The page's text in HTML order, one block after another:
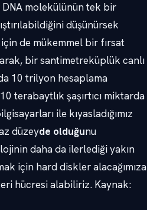
molekülünün tek bir
düşünürsek
de mükemmel bir fırsat
bir santimetreküplük canlı
10 trilyon hesaplama
terabaytlık şaşırtıcı miktarda
ile kıyasladığımız
düzeyde olduğunu
daha da ilerlediği yakın
için hard diskler alacağımıza
hücresi alabiliriz. Kaynak: